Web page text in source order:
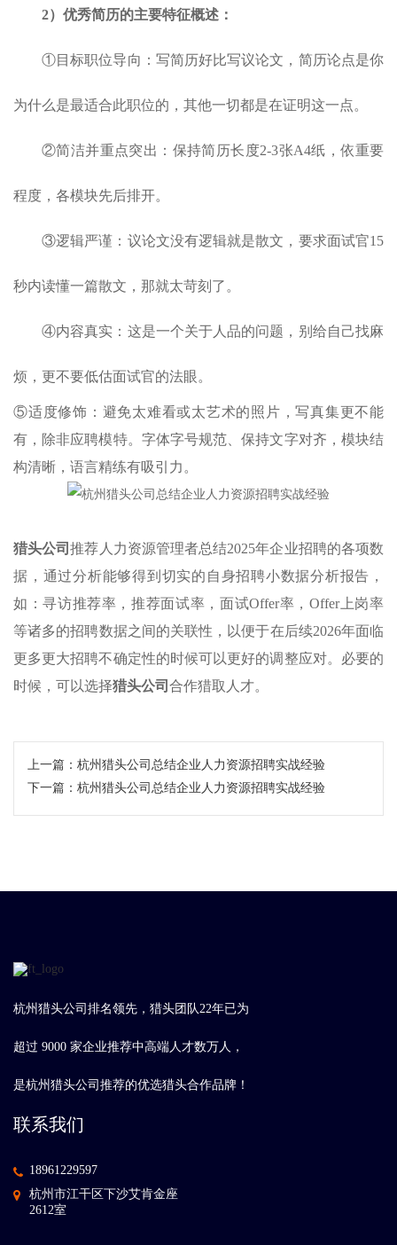
2）优秀简历的主要特征概述：
①目标职位导向：写简历好比写议论文，简历论点是你
为什么是最适合此职位的，其他一切都是在证明这一点。
②简洁并重点突出：保持简历长度2-3张A4纸，依重要
程度，各模块先后排开。
③逻辑严谨：议论文没有逻辑就是散文，要求面试官15
秒内读懂一篇散文，那就太苛刻了。
④内容真实：这是一个关于人品的问题，别给自己找麻
烦，更不要低估面试官的法眼。
⑤适度修饰：避免太难看或太艺术的照片，写真集更不能
有，除非应聘模特。字体字号规范、保持文字对齐，模块结
构清晰，语言精练有吸引力。
猎头公司推荐人力资源管理者总结2025年企业招聘的各项数
据，通过分析能够得到切实的自身招聘小数据分析报告，
如：寻访推荐率，推荐面试率，面试Offer率，Offer上岗率
等诸多的招聘数据之间的关联性，以便于在后续2026年面临
更多更大招聘不确定性的时候可以更好的调整应对。必要的
时候，可以选择猎头公司 合作猎取人才。
上一篇： ​杭州猎头公司总结企业人力资源招聘实战经验
下一篇： 杭州猎头公司总结企业人力资源招聘实战经验
杭州猎头公司排名领先，猎头团队22年已为
超过 9000 家企业推荐中高端人才数万人，
是杭州猎头公司推荐的优选猎头合作品牌！
联系我们
18961229597
杭州市江干区下沙艾肯金座
2612室